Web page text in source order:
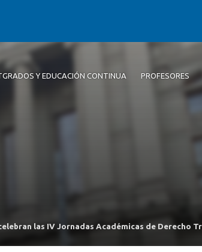
Y EDUCACIÓN CONTINUA PROFESORES
las IV Jornadas Académicas de Derecho